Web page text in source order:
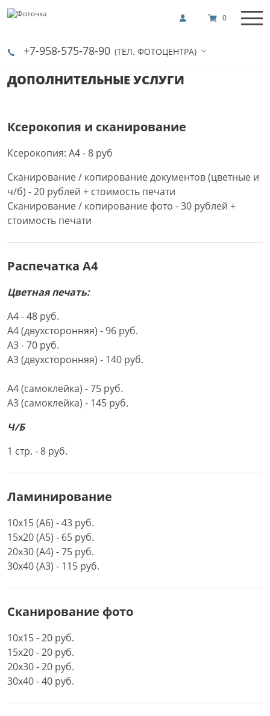
+7-958-575-78-90 (ТЕЛ. ФОТОЦЕНТРА)
0
ДОПОЛНИТЕЛЬНЫЕ УСЛУГИ
Ксерокопия и сканирование
Ксерокопия: А4 - 8 руб
Сканирование / копирование документов (цветные и
ч/б) - 20 рублей + стоимость печати
Сканирование / копирование фото - 30 рублей +
стоимость печати
Распечатка А4
Цветная печать:
А4 - 48 руб.
А4 (двухсторонняя) - 96 руб.
А3 - 70 руб.
А3 (двухсторонняя) - 140 руб.
А4 (самоклейка) - 75 руб.
А3 (самоклейка) - 145 руб.
Ч/Б
1 стр. - 8 руб.
Ламинирование
10х15 (А6) - 43 руб.
15х20 (А5) - 65 руб.
20х30 (А4) - 75 руб.
30х40 (А3) - 115 руб.
Сканирование фото
10х15 - 20 руб.
15х20 - 20 руб.
20х30 - 20 руб.
30х40 - 40 руб.